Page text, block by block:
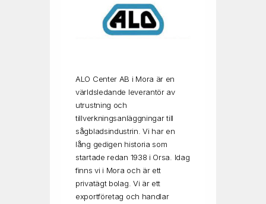
ALO Center AB i Mora är en
världsledande leverantör av
utrustning och
tillverkningsanläggningar till
sågbladsindustrin. Vi har en
lång gedigen historia som
startade redan 1938 i Orsa. Idag
finns vi i Mora och är ett
privatägt bolag. Vi är ett
exportföretag och handlar